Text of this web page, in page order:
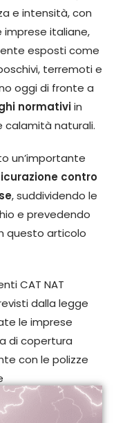
e intensità, con
italiane,
esposti come
terremoti e
oggi di fronte a
normativiin
calamità naturali.
un’importante
contro
, suddividendo le
e prevedendo
questo articolo
CAT NAT
dalla legge
le imprese
di copertura
con le polizze